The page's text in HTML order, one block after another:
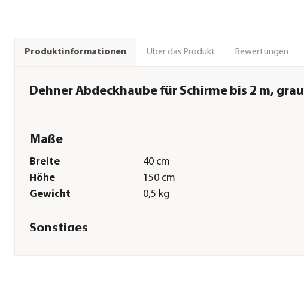
Produktinformationen Über das Produkt Bewertungen
Dehner Abdeckhaube für Schirme bis 2 m, grau
Maße
Breite
40 cm
Höhe
150 cm
Gewicht
0,5 kg
Sonstiges